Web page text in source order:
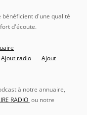
bénéficient d'une qualité
d'écoute.
Ajout radio
Ajout
à notre annuaire,
RADIO ou notre